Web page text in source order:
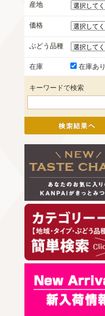
産地
価格
ぶどう品種
在庫 在庫あり
キーワードで検索